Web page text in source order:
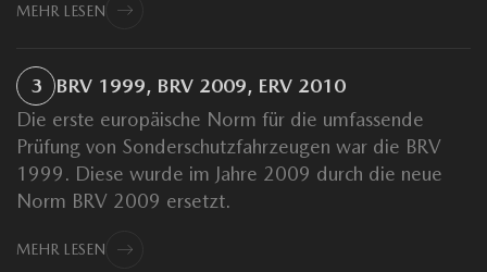
MEHR LESEN
3
BRV 1999, BRV 2009, ERV 2010
Die erste europäische Norm für die umfassende
Prüfung von Sonderschutzfahrzeugen war die BRV
1999. Diese wurde im Jahre 2009 durch die neue
Norm BRV 2009 ersetzt.
MEHR LESEN